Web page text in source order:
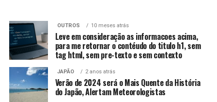
OUTROS 10 meses atrás
Leve em consideração as informacoes acima,
para me retornar o contéudo do titulo h1, sem
tag html, sem pre-texto e sem contexto
JAPÃO 2 anos atrás
Verão de 2024 será o Mais Quente da História
do Japão, Alertam Meteorologistas